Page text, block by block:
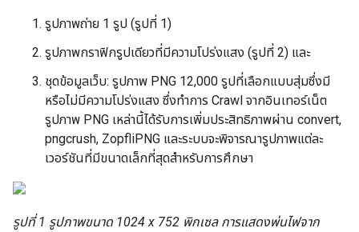
รูปภาพถ่าย 1 รูป (รูปที่ 1)
รูปภาพกราฟิกรูปเดียวที่มีความโปร่งแสง (รูปที่ 2) และ
ชุดข้อมูลเว็บ: รูปภาพ PNG 12,000 รูปที่เลือกแบบสุ่มซึ่งมี
หรือไม่มีความโปร่งแสง ซึ่งทำการ Crawl จากอินเทอร์เน็ต
รูปภาพ PNG เหล่านี้ได้รับการเพิ่มประสิทธิภาพผ่าน convert,
pngcrush, ZopfliPNG และระบบจะพิจารณารูปภาพแต่ละ
เวอร์ชันที่มีขนาดเล็กที่สุดสำหรับการศึกษา
รูปที่ 1 รูปภาพขนาด 1024 x 752 พิกเซล การแสดงพ่นไฟจาก